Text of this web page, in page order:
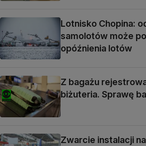
Lotnisko Chopina:
samolotów może
opóźnienia lotów
Z bagażu
biżuteria. Sprawę
Zwarcie instalacji